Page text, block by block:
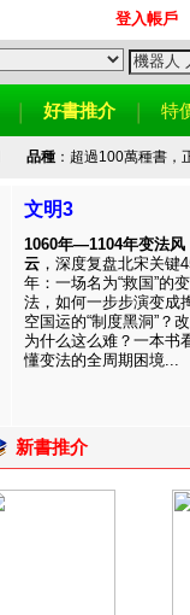
登入帳戶
好書推介 特
品種：超過100萬種書，
文明3
1060年—1104年变法风
云 ，深度复盘北宋关键
年：一场名为“救国”的变
法，如何一步步演变成
空国运的“制度黑洞”？
为什么这么难？一本书
懂变法的全周期困境...
新書推介